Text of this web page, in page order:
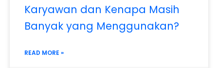
Karyawan dan Kenapa Masih
Banyak yang Menggunakan?
READ MORE »